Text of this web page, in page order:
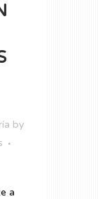
by
a